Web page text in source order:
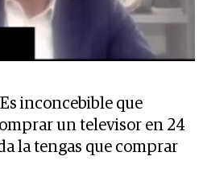
inconcebible que
un televisor en 24
la tengas que comprar